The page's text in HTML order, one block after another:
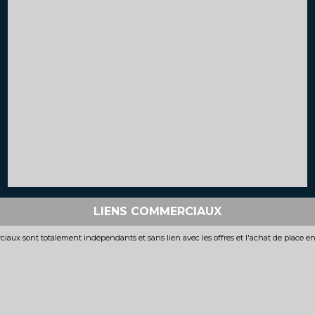
LIENS COMMERCIAUX
sont totalement indépendants et sans lien avec les offres et l'achat de place